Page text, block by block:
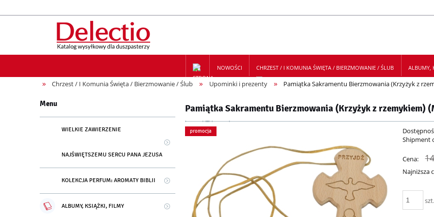
NOWOŚCI CHRZEST / I KOMUNIA ŚWIĘTA / BIERZMOWANIE / ŚLUB ALBUMY,
ZAPIS NA NEWSLETTER
» Chrzest / I Komunia Święta / Bierzmowanie / Ślub » Upominki i prezenty » Pamiątka Sakramentu Bierzmowania (Krzyżyk z
Menu
WIELKIE ZAWIERZENIE
NAJŚWIĘTSZEMU SERCU PANA JEZUSA
KOLEKCJA PERFUM: AROMATY BIBLII
ALBUMY, KSIĄŻKI, FILMY
Pamiątka Sakramentu Bierzmowania (Krzyżyk z rzemykiem)
promocja
Shipment
Cena:
Najniższa
szt.